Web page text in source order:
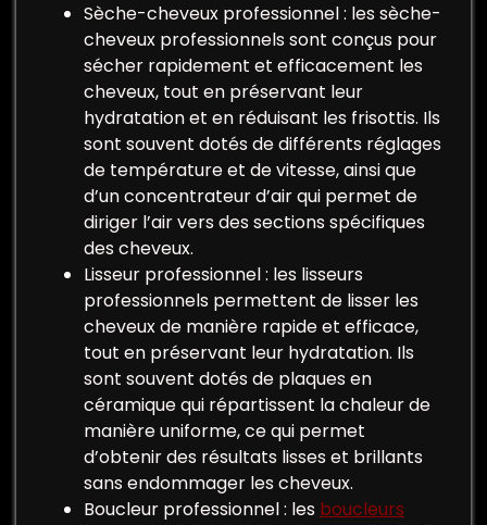
Sèche-cheveux professionnel : les sèche-
cheveux professionnels sont conçus pour
sécher rapidement et efficacement les
cheveux, tout en préservant leur
hydratation et en réduisant les frisottis. Ils
sont souvent dotés de différents réglages
de température et de vitesse, ainsi que
d’un concentrateur d’air qui permet de
diriger l’air vers des sections spécifiques
des cheveux.
Lisseur professionnel : les lisseurs
professionnels permettent de lisser les
cheveux de manière rapide et efficace,
tout en préservant leur hydratation. Ils
sont souvent dotés de plaques en
céramique qui répartissent la chaleur de
manière uniforme, ce qui permet
d’obtenir des résultats lisses et brillants
sans endommager les cheveux.
Boucleur professionnel : les boucleurs